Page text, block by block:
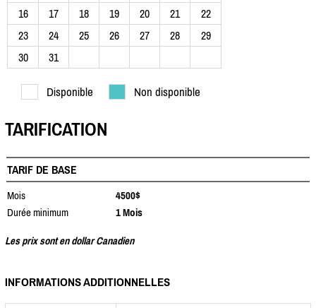
16
17 18 19 20 21
22
23
24 25 26 27 28
29
30
31
Disponible Non disponible
TARIFICATION
TARIF DE BASE
Mois
4500$
Durée minimum
1 Mois
Les prix sont en dollar Canadien
INFORMATIONS ADDITIONNELLES